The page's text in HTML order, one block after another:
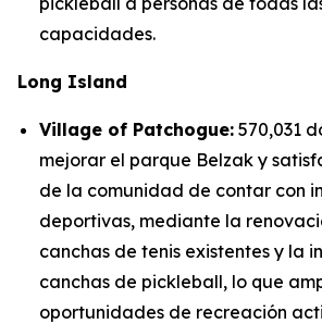
capacidades.
Long Island
Village of Patchogue: 570,031
mejorar el parque Belzak y
de la comunidad de contar con
deportivas, mediante la
canchas de tenis existentes y la
canchas de pickleball, lo que
oportunidades de recreación